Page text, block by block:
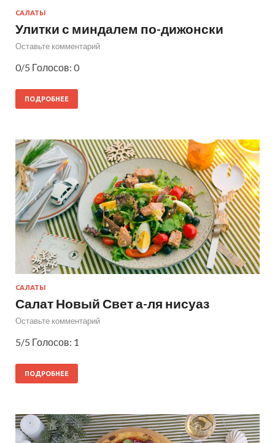
САЛАТЫ
Улитки с миндалем по-дижонски
Оставьте комментарий
0/5 Голосов: 0
ПОДРОБНЕЕ
САЛАТЫ
Салат Новый Свет а-ля нисуаз
Оставьте комментарий
5/5 Голосов: 1
ПОДРОБНЕЕ